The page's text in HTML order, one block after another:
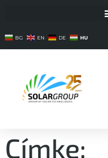
BG EN DE HU
Címke: